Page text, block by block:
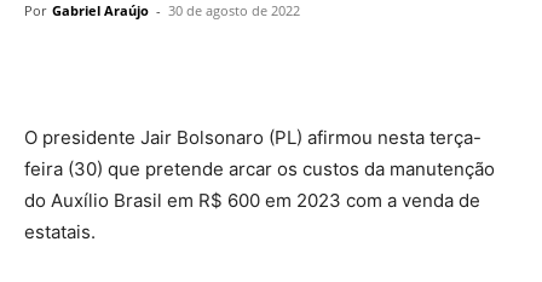
Por Gabriel Araújo - 30 de agosto de 2022
O presidente Jair Bolsonaro (PL) afirmou nesta terça-
feira (30) que pretende arcar os custos da manutenção
do Auxílio Brasil em R$ 600 em 2023 com a venda de
estatais.